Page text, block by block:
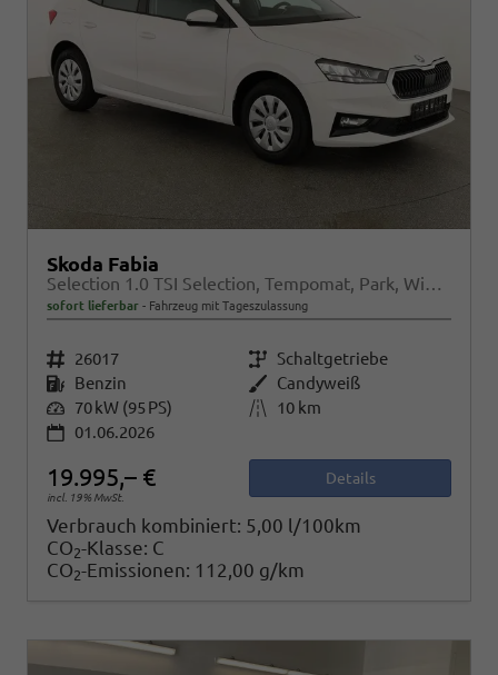
Skoda Fabia
Selection 1.0 TSI Selection, Tempomat, Park, Winterpaket, SmartLink, 4 J.-Garantie
sofort lieferbar Fahrzeug mit Tageszulassung
Fahrzeugnr. 26017 Getriebe Schaltgetriebe
Kraftstoff Benzin Außenfarbe Candyweiß
Leistung 70 kW (95 PS) Kilometerstand
10 km
01.06.2026
19.995,– €
incl. 19% MwSt.
Details
Verbrauch kombiniert: 5,00 l/100km
CO2-Klasse: C
CO2-Emissionen: 112,00 g/km